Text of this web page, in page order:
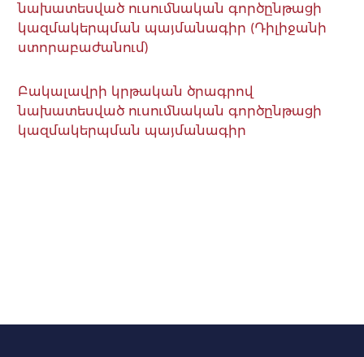
նախատեսված ուսումնական գործընթացի
կազմակերպման պայմանագիր (Դիլիջանի
ստորաբաժանում)
Բակալավրի կրթական ծրագրով
նախատեսված ուսումնական գործընթացի
կազմակերպման պայմանագիր